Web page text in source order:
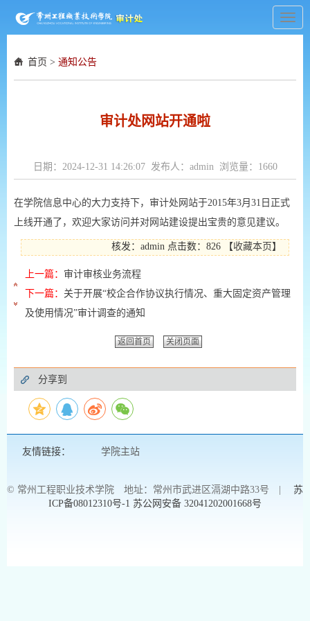
首页 > 通知公告
审计处网站开通啦
日期：2024-12-31 14:26:07 发布人：admin 浏览量： 1660
在学院信息中心的大力支持下，审计处网站于2015年3月31日正式
上线开通了，欢迎大家访问并对网站建设提出宝贵的意见建议。
核发：admin 点击数：826 【收藏本页 】
上一篇： 审计审核业务流程
下一篇： 关于开展“校企合作协议执行情况、重大固定资产管理
及使用情况”审计调查的通知
返回首页 关闭页面
分享到
友情链接： 学院主站
© 常州工程职业技术学院 地址：常州市武进区滆湖中路33号 | 苏
ICP备08012310号-1 苏公网安备 32041202001668号